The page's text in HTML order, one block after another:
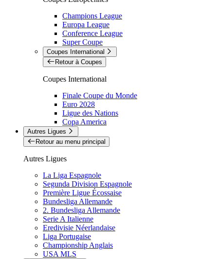
Champions League
Europa League
Conference League
Super Coupe
Coupes International
Retour à Coupes
Coupes International
Finale Coupe du Monde
Euro 2028
Ligue des Nations
Copa America
Autres Ligues
Retour au menu principal
Autres Ligues
La Liga Espagnole
Segunda Division Espagnole
Première Ligue Écossaise
Bundesliga Allemande
2. Bundesliga Allemande
Serie A Italienne
Eredivisie Néerlandaise
Liga Portugaise
Championship Anglais
USA MLS